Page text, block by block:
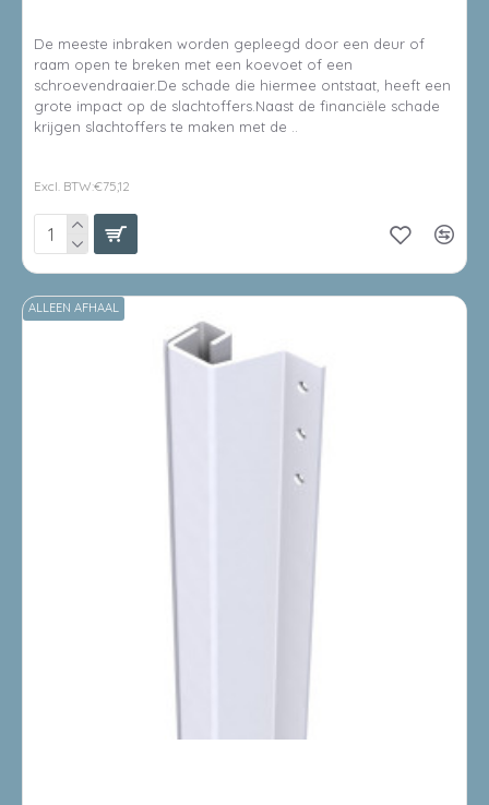
De meeste inbraken worden gepleegd door een deur of
raam open te breken met een koevoet of een
schroevendraaier.De schade die hiermee ontstaat, heeft een
grote impact op de slachtoffers.Naast de financiële schade
krijgen slachtoffers te maken met de ..
Excl. BTW:€75,12
ALLEEN AFHAAL